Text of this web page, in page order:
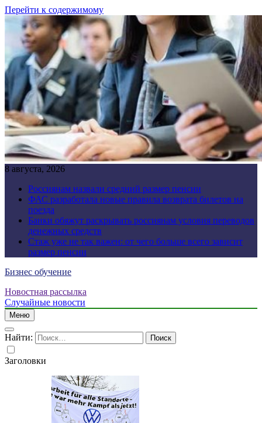
Перейти к содержимому
8 августа, 2026
Россиянам назвали средний размер пенсии
ФАС разработала новые правила возврата билетов на
поезда
Банки обяжут раскрывать россиянам условия переводов
денежных средств
Стаж уже не так важен: от чего больше всего зависит
размер пенсии
Бизнес обучение
Новостная рассылка
Случайные новости
Меню
Найти:
Заголовки